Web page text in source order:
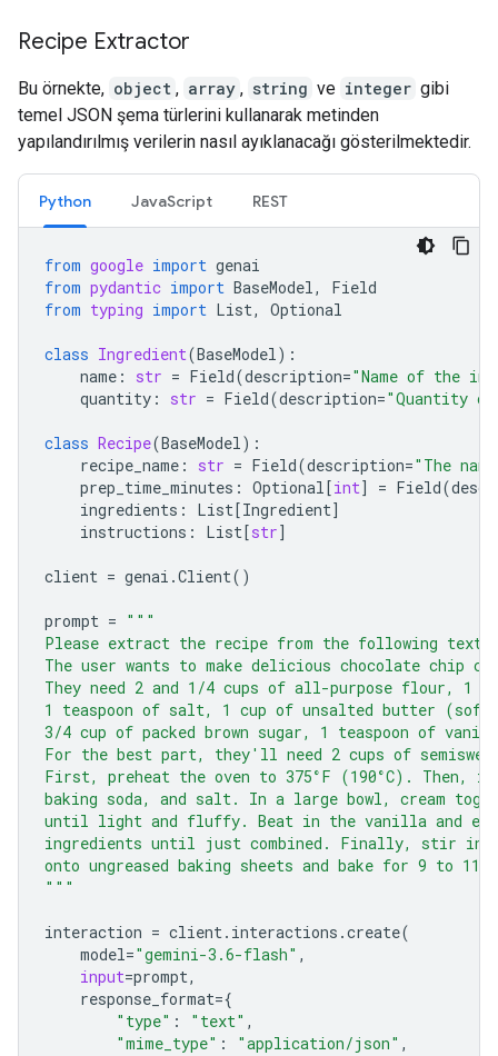
Recipe Extractor
Bu örnekte, object , array , string ve integer gibi
temel JSON şema türlerini kullanarak metinden
yapılandırılmış verilerin nasıl ayıklanacağı gösterilmektedir.
Python JavaScript REST
from google import genai
from pydantic import BaseModel,
Field
from typing import List, Optional
class Ingredient(BaseModel):
name : str = Field(description="Name of the
quantity : str = Field(description="Quantity
class Recipe(BaseModel):
recipe_name : str = Field(description="The
prep_time_minutes : Optional[int] = Field(
ingredients : List[Ingredient]
instructions : List[str]
client = genai .Client()
prompt = """
Please extract the recipe from the following text.
The user wants to make delicious chocolate chip
They need 2 and 1/4 cups of all-purpose flour, 1
1 teaspoon of salt, 1 cup of unsalted butter
3/4 cup of packed brown sugar, 1 teaspoon of
For the best part, they'll need 2 cups of
First, preheat the oven to 375°F (190°C). Then,
baking soda, and salt. In a large bowl, cream
until light and fluffy. Beat in the vanilla and
ingredients until just combined. Finally, stir in
onto ungreased baking sheets and bake for 9 to 11
"""
interaction = client. interactions .create(
model="gemini-3.6-flash" ,
input=prompt,
response_format={
"type" : "text" ,
"mime_type" : "application/json" ,